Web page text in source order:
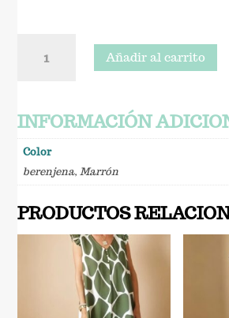
Triana
Añadir al carrito
INFORMACIÓN
Color
berenjena, Marrón
PRODUCTOS